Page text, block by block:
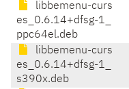
libbemenu-curs
es_0.6.14+dfsg-1_
ppc64el.deb
libbemenu-curs
es_0.6.14+dfsg-1_
s390x.deb